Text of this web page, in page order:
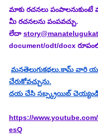
మాకు రచనలు
మీ రచనలను పంపవచ్చు.
లేదా
document/odt/docx
మనతెలుగుకథలు.కామ్ వారి
చేరుకోవచ్చును.
దయ చేసి సబ్స్క్రయిబ్ చెయ్యండి
https://
esQ